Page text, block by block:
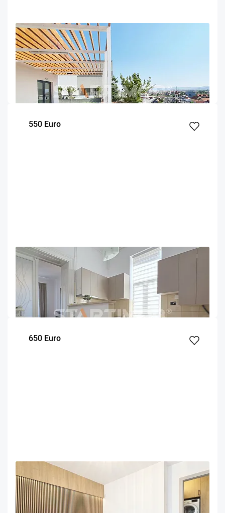
OFERTA NOUA EXCLUSIVITATE
Apartament doua camere cu parcare Calea
Bucuresti
Brasov
55
m² dormitor
Parter
Etaj
550 Euro
OFERTA NOUA EXCLUSIVITATE COMISION 50%
Studio mobilat Central Brasov cu parcare str Lunga
Brasov
1
dormitor
Parter
Etaj
650 Euro
OFERTA NOUA
Apartament prima inchiriere Centru Civic
Brasov
52 1